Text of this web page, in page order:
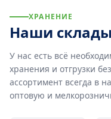
ХРАНЕНИЕ
Наши склады
У нас есть всё
хранения и отгрузки
ассортимент всегда в
оптовую и